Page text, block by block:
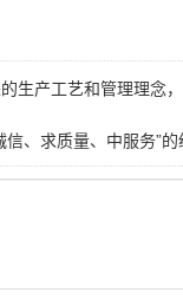
生产工艺和管理理念
信、求质量、中服务”